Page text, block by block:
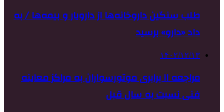
طلب سنگین داروخانه‌ها از دارویار و بیمه‌ها / به
داد «دارو» برسید
۱۴۰۲/۱۲/۱۳
مراجعه ۱۱ برابری موتورسواران به مراکز معاینه
فنی نسبت به سال قبل